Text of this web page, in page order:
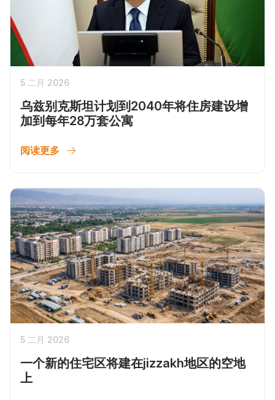
5 二月 2026
乌兹别克斯坦计划到2040年将住房建设增
加到每年28万套公寓
阅读更多
5 二月 2026
一个新的住宅区将建在jizzakh地区的空地
上